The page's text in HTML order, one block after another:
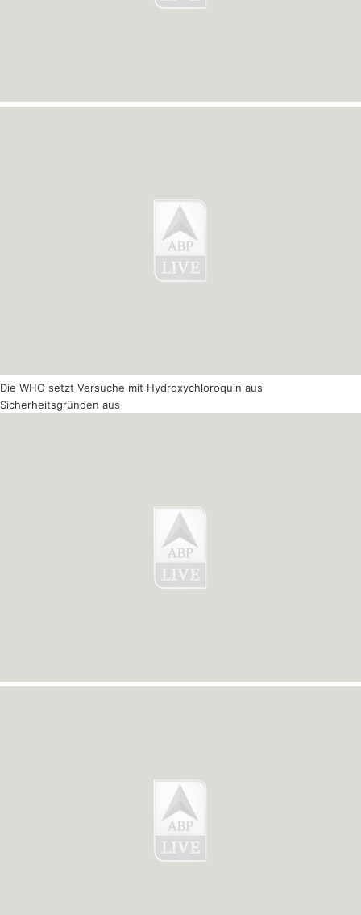
Die WHO setzt Versuche mit Hydroxychloroquin aus
Sicherheitsgründen aus